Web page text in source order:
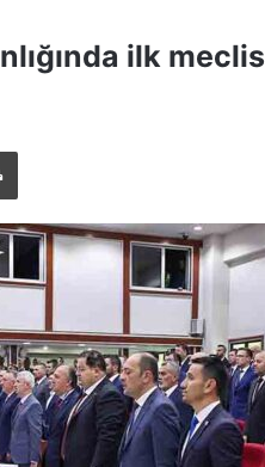
ilk meclis
Yazdır